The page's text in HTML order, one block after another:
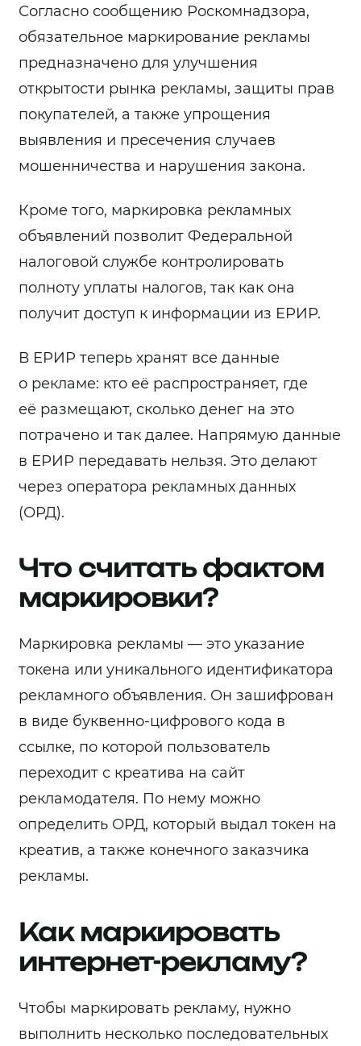
Согласно сообщению Роскомнадзора,
обязательное маркирование рекламы
предназначено для улучшения
открытости рынка рекламы, защиты прав
покупателей, а также упрощения
выявления и пресечения случаев
мошенничества и нарушения закона.
Кроме того, маркировка рекламных
объявлений позволит Федеральной
налоговой службе контролировать
полноту уплаты налогов, так как она
получит доступ к информации из ЕРИР.
В ЕРИР теперь хранят все данные
о рекламе: кто её распространяет, где
её размещают, сколько денег на это
потрачено и так далее. Напрямую данные
в ЕРИР передавать нельзя. Это делают
через оператора рекламных данных
(ОРД).
Что считать фактом
маркировки?
Маркировка рекламы — это указание
токена или уникального идентификатора
рекламного объявления. Он зашифрован
в виде буквенно-цифрового кода в
ссылке, по которой пользователь
переходит с креатива на сайт
рекламодателя. По нему можно
определить ОРД, который выдал токен на
креатив, а также конечного заказчика
рекламы.
Как маркировать
интернет-рекламу?
Чтобы маркировать рекламу, нужно
выполнить несколько последовательных